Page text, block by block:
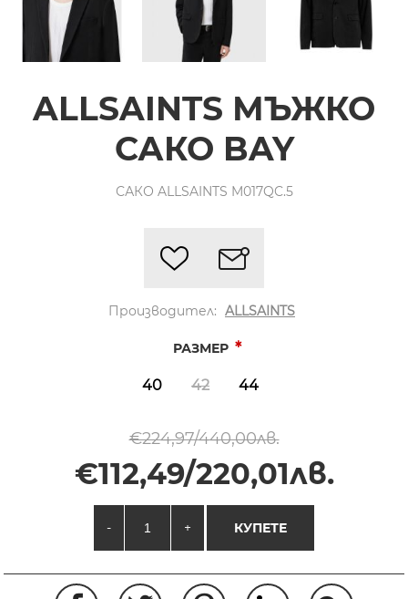
ALLSAINTS МЪЖКО
САКО BAY
САКО ALLSAINTS M017QC.5
Производител: ALLSAINTS
РАЗМЕР *
40 42 44
€224,97/440,00лв.
€112,49/220,01лв.
- + КУПЕТЕ